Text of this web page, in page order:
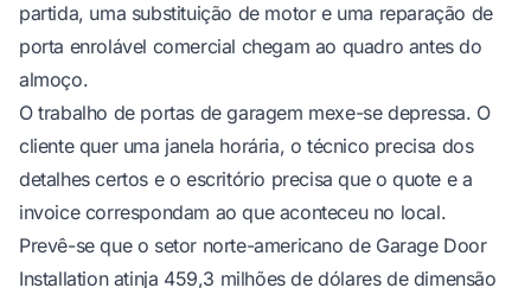
partida, uma substituição de motor e uma reparação de
porta enrolável comercial chegam ao quadro antes do
almoço.
O trabalho de portas de garagem mexe-se depressa. O
cliente quer uma janela horária, o técnico precisa dos
detalhes certos e o escritório precisa que o quote e a
invoice correspondam ao que aconteceu no local.
Prevê-se que o setor norte-americano de Garage Door
Installation atinja 459,3 milhões de dólares de dimensão